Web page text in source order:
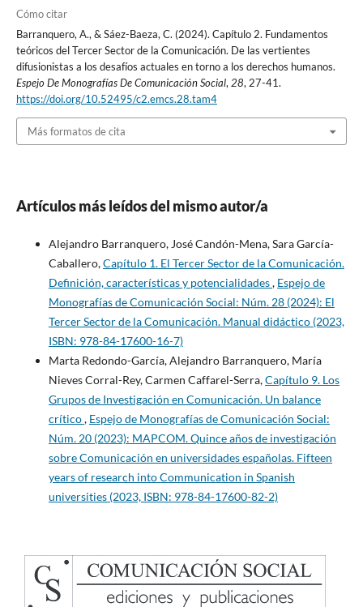
Cómo citar
Barranquero, A., & Sáez-Baeza, C. (2024). Capítulo 2. Fundamentos
teóricos del Tercer Sector de la Comunicación. De las vertientes
difusionistas a los desafíos actuales en torno a los derechos humanos.
Espejo De Monografías De Comunicación Social, 28, 27-41.
https://doi.org/10.52495/c2.emcs.28.tam4
Más formatos de cita
Artículos más leídos del mismo autor/a
Alejandro Barranquero, José Candón-Mena, Sara García-
Caballero,Capítulo 1. El Tercer Sector de la Comunicación.
Definición, características y potencialidades, Espejo de
Monografías de Comunicación Social: Núm. 28 (2024): El
Tercer Sector de la Comunicación. Manual didáctico (2023,
ISBN: 978-84-17600-16-7)
Marta Redondo-García, Alejandro Barranquero, María
Nieves Corral-Rey, Carmen Caffarel-Serra,Capítulo 9. Los
Grupos de Investigación en Comunicación. Un balance
crítico, Espejo de Monografías de Comunicación Social:
Núm. 20 (2023): MAPCOM. Quince años de investigación
sobre Comunicación en universidades españolas. Fifteen
years of research into Communication in Spanish
universities (2023, ISBN: 978-84-17600-82-2)